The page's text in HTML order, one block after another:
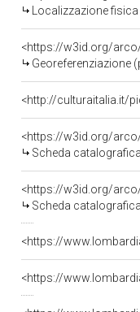
Localizzazione
<https://w3id.org/
Georeferenziazione
<http://culturaitalia.it/
<https://w3id.org/
Scheda
<https://w3id.org/
Scheda
<https://